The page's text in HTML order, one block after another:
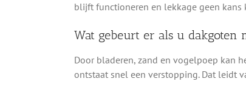
blijft functioneren en lekkage geen kans
Wat gebeurt er als u dakgoten
Door bladeren, zand en vogelpoep kan
ontstaat snel een verstopping. Dat leidt